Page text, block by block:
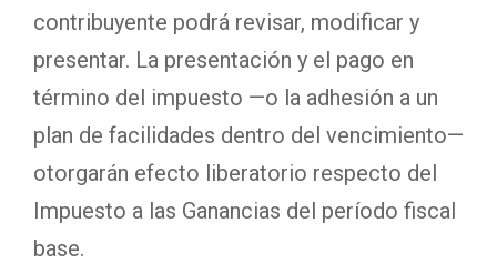
contribuyente podrá revisar, modificar y
presentar. La presentación y el pago en
término del impuesto —o la adhesión a un
plan de facilidades dentro del vencimiento—
otorgarán efecto liberatorio respecto del
Impuesto a las Ganancias del período fiscal
base.